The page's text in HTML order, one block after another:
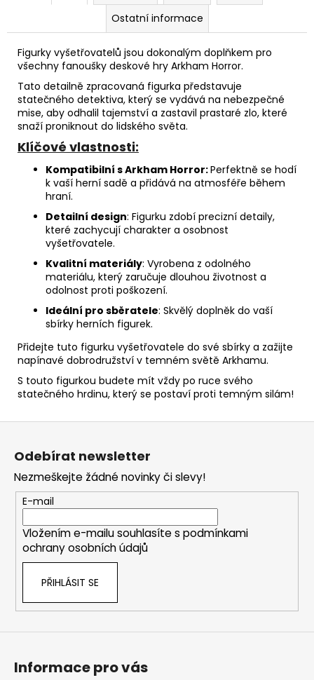
Ostatní informace
Figurky vyšetřovatelů jsou dokonalým doplňkem pro
všechny fanoušky deskové hry Arkham Horror.
Tato detailně zpracovaná figurka představuje
statečného detektiva, který se vydává na nebezpečné
mise, aby odhalil tajemství a zastavil prastaré zlo, které
snaží proniknout do lidského světa.
Klíčové vlastnosti:
Kompatibilní s Arkham Horror:Perfektně se hodí
k vaší herní sadě a přidává na atmosféře během
hraní.
Detailní design: Figurku zdobí precizní detaily,
které zachycují charakter a osobnost
vyšetřovatele.
Kvalitní materiály: Vyrobena z odolného
materiálu, který zaručuje dlouhou životnost a
odolnost proti poškození.
Ideální pro sběratele: Skvělý doplněk do vaší
sbírky herních figurek.
Přidejte tuto figurku vyšetřovatele do své sbírky a zažijte
napínavé dobrodružství v temném světě Arkhamu.
S touto figurkou budete mít vždy po ruce svého
statečného hrdinu, který se postaví proti temným silám!
Z
Odebírat newsletter
Nezmeškejte žádné novinky či slevy!
E-mail
Vložením e-mailu souhlasíte s podmínkami
ochrany osobních údajů
PŘIHLÁSIT SE
Informace pro vás